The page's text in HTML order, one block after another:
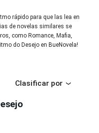
rápido para que las lea en
de novelas similares se
como Romance, Mafia,
do Desejo en BueNovela!
Clasificar por